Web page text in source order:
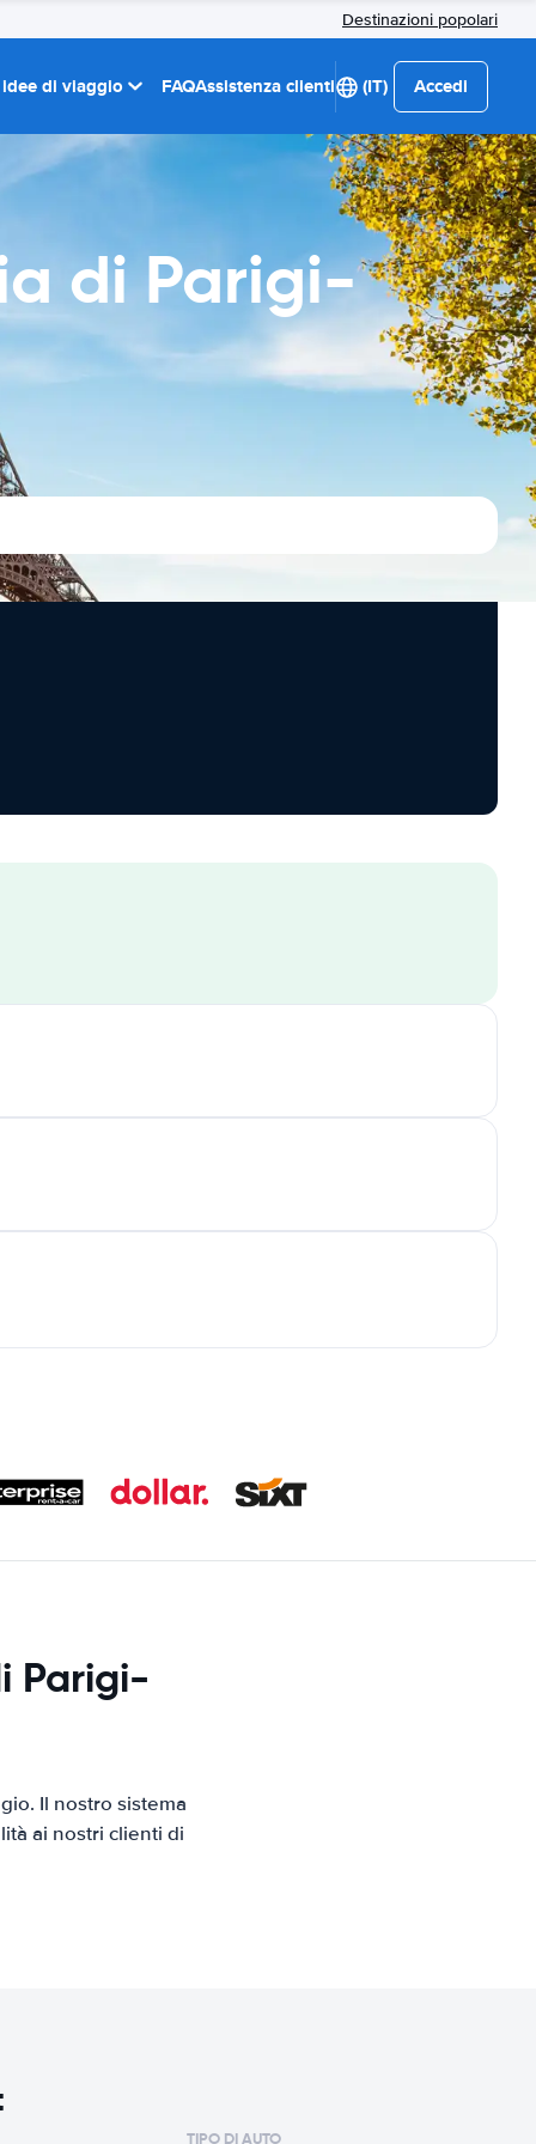
Destinazioni popolari
di viaggio FAQAssistenza clienti (IT) Accedi
di Parigi-
Parigi-
Il nostro sistema
ai nostri clienti di
TIPO DI AUTO